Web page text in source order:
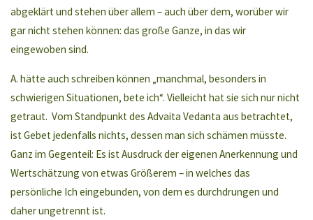
abgeklärt und stehen über allem – auch über dem, worüber wir
gar nicht stehen können: das große Ganze, in das wir
eingewoben sind.
A. hätte auch schreiben können „manchmal, besonders in
schwierigen Situationen, bete ich“. Vielleicht hat sie sich nur nicht
getraut. Vom Standpunkt des Advaita Vedanta aus betrachtet,
ist Gebet jedenfalls nichts, dessen man sich schämen müsste.
Ganz im Gegenteil: Es ist Ausdruck der eigenen Anerkennung und
Wertschätzung von etwas Größerem – in welches das
persönliche Ich eingebunden, von dem es durchdrungen und
daher ungetrennt ist.